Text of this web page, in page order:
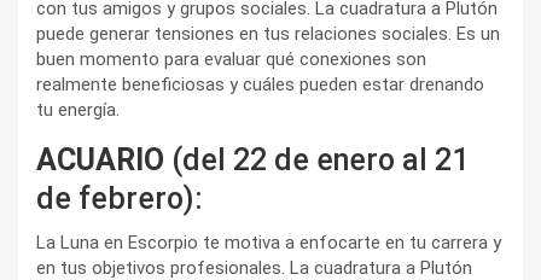
con tus amigos y grupos sociales. La cuadratura a Plutón
puede generar tensiones en tus relaciones sociales. Es un
buen momento para evaluar qué conexiones son
realmente beneficiosas y cuáles pueden estar drenando
tu energía.
ACUARIO (del 22 de enero al 21
de febrero):
La Luna en Escorpio te motiva a enfocarte en tu carrera y
en tus objetivos profesionales. La cuadratura a Plutón